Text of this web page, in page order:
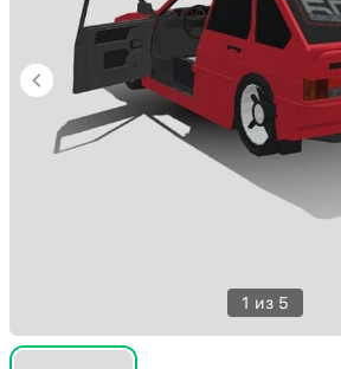
1 из 5